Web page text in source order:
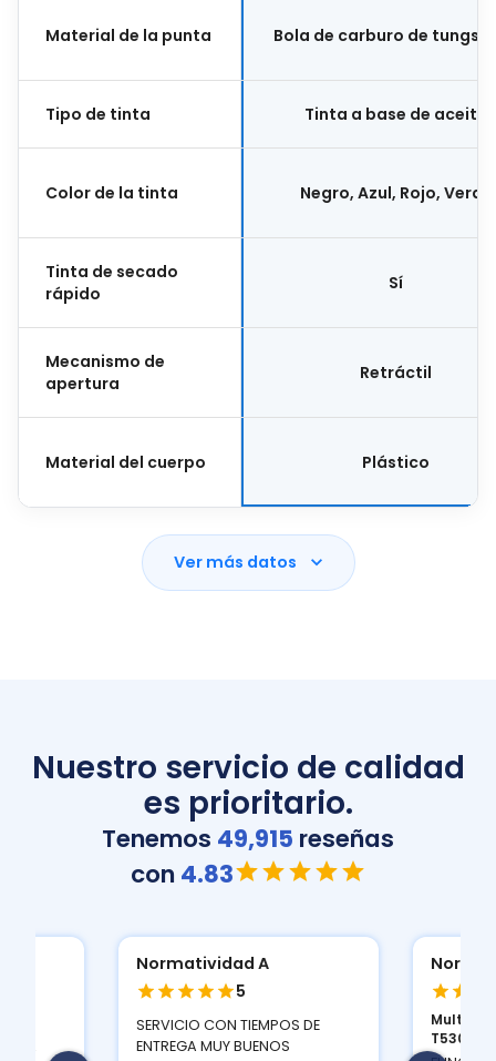
Material de la punta Bola de carburo de
Tipo de tinta Tinta a base de aceite
Color de la tinta Negro, Azul, Rojo, Verde
Tinta de secado
rápido
Sí
Mecanismo de
apertura
Retráctil
Material del cuerpo Plástico
Ver más datos
Nuestro servicio de calidad
es prioritario.
Tenemos 49,915 reseñas
con 4.83
Normatividad A
5
SERVICIO CON TIEMPOS DE
ENTREGA MUY BUENOS
T530D...